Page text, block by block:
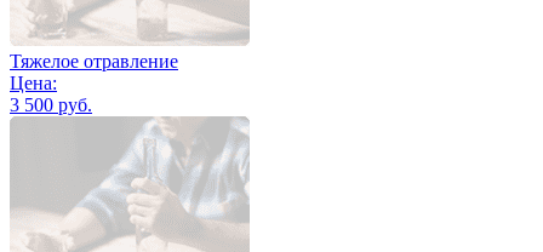
Тяжелое отравление
Цена:
3 500 руб.